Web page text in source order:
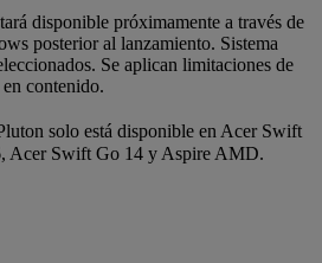
disponible próximamente a través de
posterior al lanzamiento. Sistema
Se aplican limitaciones de
contenido.
solo está disponible en Acer Swift
Acer Swift Go 14 y Aspire AMD.